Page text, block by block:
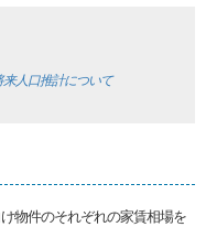
人口推計について
物件のそれぞれの家賃相場を